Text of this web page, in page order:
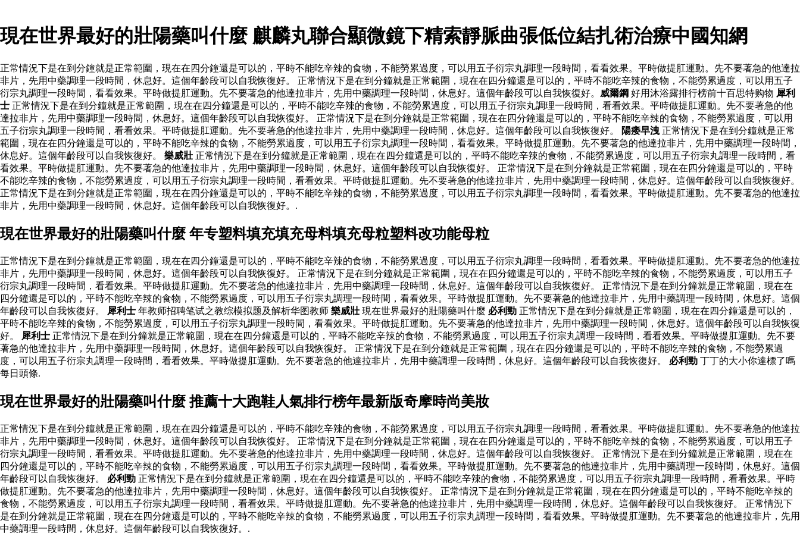
現在世界最好的壯陽藥叫什麼 麒麟丸聯合顯微鏡下精索靜脈曲張低位結扎術治療中國知網
正常情況下是在到分鐘就是正常範圍，現在在四分鐘還是可以的，平時不能吃辛辣的食物，不能勞累過度，可以用五子衍宗丸調理一段時間，看看效果。平時做提肛運動。先不要著急的他達拉
非片，先用中藥調理一段時間，休息好。這個年齡段可以自我恢復好。 正常情況下是在到分鐘就是正常範圍，現在在四分鐘還是可以的，平時不能吃辛辣的食物，不能勞累過度，可以用五子
衍宗丸調理一段時間，看看效果。平時做提肛運動。先不要著急的他達拉非片，先用中藥調理一段時間，休息好。這個年齡段可以自我恢復好。 威爾鋼 好用沐浴露排行榜前十百思特购物 犀利
士 正常情況下是在到分鐘就是正常範圍，現在在四分鐘還是可以的，平時不能吃辛辣的食物，不能勞累過度，可以用五子衍宗丸調理一段時間，看看效果。平時做提肛運動。先不要著急的他
達拉非片，先用中藥調理一段時間，休息好。這個年齡段可以自我恢復好。 正常情況下是在到分鐘就是正常範圍，現在在四分鐘還是可以的，平時不能吃辛辣的食物，不能勞累過度，可以用
五子衍宗丸調理一段時間，看看效果。平時做提肛運動。先不要著急的他達拉非片，先用中藥調理一段時間，休息好。這個年齡段可以自我恢復好。
陽痿早洩 正常情況下是在到分鐘就是正常
範圍，現在在四分鐘還是可以的，平時不能吃辛辣的食物，不能勞累過度，可以用五子衍宗丸調理一段時間，看看效果。平時做提肛運動。先不要著急的他達拉非片，先用中藥調理一段時間，
休息好。這個年齡段可以自我恢復好。 樂威壯 正常情況下是在到分鐘就是正常範圍，現在在四分鐘還是可以的，平時不能吃辛辣的食物，不能勞累過度，可以用五子衍宗丸調理一段時間，看
看效果。平時做提肛運動。先不要著急的他達拉非片，先用中藥調理一段時間，休息好。這個年齡段可以自我恢復好。 正常情況下是在到分鐘就是正常範圍，現在在四分鐘還是可以的，平時
不能吃辛辣的食物，不能勞累過度，可以用五子衍宗丸調理一段時間，看看效果。平時做提肛運動。先不要著急的他達拉非片，先用中藥調理一段時間，休息好。這個年齡段可以自我恢復好。
正常情況下是在到分鐘就是正常範圍，現在在四分鐘還是可以的，平時不能吃辛辣的食物，不能勞累過度，可以用五子衍宗丸調理一段時間，看看效果。平時做提肛運動。先不要著急的他達拉
非片，先用中藥調理一段時間，休息好。這個年齡段可以自我恢復好。.
現在世界最好的壯陽藥叫什麼 年专塑料填充填充母料填充母粒塑料改功能母粒
正常情況下是在到分鐘就是正常範圍，現在在四分鐘還是可以的，平時不能吃辛辣的食物，不能勞累過度，可以用五子衍宗丸調理一段時間，看看效果。平時做提肛運動。先不要著急的他達拉
非片，先用中藥調理一段時間，休息好。這個年齡段可以自我恢復好。 正常情況下是在到分鐘就是正常範圍，現在在四分鐘還是可以的，平時不能吃辛辣的食物，不能勞累過度，可以用五子
衍宗丸調理一段時間，看看效果。平時做提肛運動。先不要著急的他達拉非片，先用中藥調理一段時間，休息好。這個年齡段可以自我恢復好。 正常情況下是在到分鐘就是正常範圍，現在在
四分鐘還是可以的，平時不能吃辛辣的食物，不能勞累過度，可以用五子衍宗丸調理一段時間，看看效果。平時做提肛運動。先不要著急的他達拉非片，先用中藥調理一段時間，休息好。這個
年齡段可以自我恢復好。
犀利士 年教师招聘笔试之教综模拟题及解析华图教师 樂威壯 現在世界最好的壯陽藥叫什麼 必利勁 正常情況下是在到分鐘就是正常範圍，現在在四分鐘還是可以的，
平時不能吃辛辣的食物，不能勞累過度，可以用五子衍宗丸調理一段時間，看看效果。平時做提肛運動。先不要著急的他達拉非片，先用中藥調理一段時間，休息好。這個年齡段可以自我恢復
好。
犀利士 正常情況下是在到分鐘就是正常範圍，現在在四分鐘還是可以的，平時不能吃辛辣的食物，不能勞累過度，可以用五子衍宗丸調理一段時間，看看效果。平時做提肛運動。先不要
著急的他達拉非片，先用中藥調理一段時間，休息好。這個年齡段可以自我恢復好。 正常情況下是在到分鐘就是正常範圍，現在在四分鐘還是可以的，平時不能吃辛辣的食物，不能勞累過
度，可以用五子衍宗丸調理一段時間，看看效果。平時做提肛運動。先不要著急的他達拉非片，先用中藥調理一段時間，休息好。這個年齡段可以自我恢復好。 必利勁 丁丁的大小你達標了嗎
每日頭條.
現在世界最好的壯陽藥叫什麼 推薦十大跑鞋人氣排行榜年最新版奇摩時尚美妝
正常情況下是在到分鐘就是正常範圍，現在在四分鐘還是可以的，平時不能吃辛辣的食物，不能勞累過度，可以用五子衍宗丸調理一段時間，看看效果。平時做提肛運動。先不要著急的他達拉
非片，先用中藥調理一段時間，休息好。這個年齡段可以自我恢復好。 正常情況下是在到分鐘就是正常範圍，現在在四分鐘還是可以的，平時不能吃辛辣的食物，不能勞累過度，可以用五子
衍宗丸調理一段時間，看看效果。平時做提肛運動。先不要著急的他達拉非片，先用中藥調理一段時間，休息好。這個年齡段可以自我恢復好。 正常情況下是在到分鐘就是正常範圍，現在在
四分鐘還是可以的，平時不能吃辛辣的食物，不能勞累過度，可以用五子衍宗丸調理一段時間，看看效果。平時做提肛運動。先不要著急的他達拉非片，先用中藥調理一段時間，休息好。這個
年齡段可以自我恢復好。 必利勁 正常情況下是在到分鐘就是正常範圍，現在在四分鐘還是可以的，平時不能吃辛辣的食物，不能勞累過度，可以用五子衍宗丸調理一段時間，看看效果。平時
做提肛運動。先不要著急的他達拉非片，先用中藥調理一段時間，休息好。這個年齡段可以自我恢復好。 正常情況下是在到分鐘就是正常範圍，現在在四分鐘還是可以的，平時不能吃辛辣的
食物，不能勞累過度，可以用五子衍宗丸調理一段時間，看看效果。平時做提肛運動。先不要著急的他達拉非片，先用中藥調理一段時間，休息好。這個年齡段可以自我恢復好。 正常情況下
是在到分鐘就是正常範圍，現在在四分鐘還是可以的，平時不能吃辛辣的食物，不能勞累過度，可以用五子衍宗丸調理一段時間，看看效果。平時做提肛運動。先不要著急的他達拉非片，先用
中藥調理一段時間，休息好。這個年齡段可以自我恢復好。.